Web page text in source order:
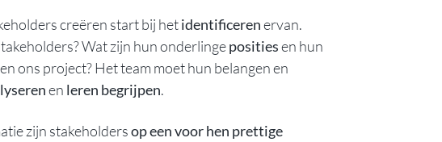
creëren start bij hetidentificerenervan.
Wat zijn hun onderlingepositiesen hun
ons project? Hetteam moet hun belangen en
en leren begrijpen.
zijn stakeholdersop een voor hen prettige